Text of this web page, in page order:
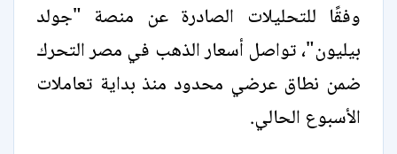
وفقًا للتحليلات الصادرة عن منصة "جولد
بيليون"، تواصل أسعار الذهب في مصر التحرك
ضمن نطاق عرضي محدود منذ بداية تعاملات
الأسبوع الحالي.